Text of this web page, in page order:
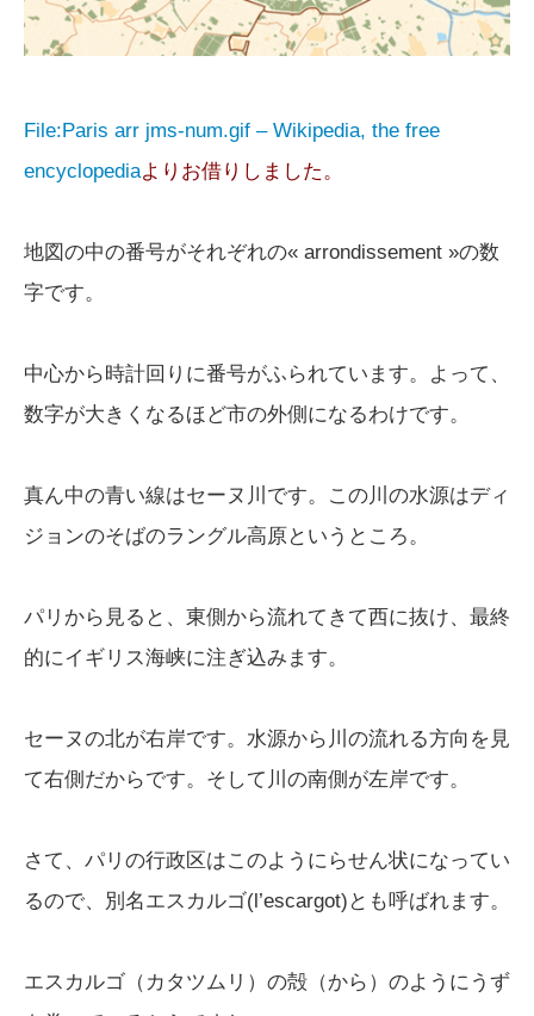
File:Paris arr jms-num.gif – Wikipedia, the free
encyclopediaよりお借りしました。
地図の中の番号がそれぞれの« arrondissement »の数
字です。
中心から時計回りに番号がふられています。よって、
数字が大きくなるほど市の外側になるわけです。
真ん中の青い線はセーヌ川です。この川の水源はディ
ジョンのそばのラングル高原というところ。
パリから見ると、東側から流れてきて西に抜け、最終
的にイギリス海峡に注ぎ込みます。
セーヌの北が右岸です。水源から川の流れる方向を見
て右側だからです。そして川の南側が左岸です。
さて、パリの行政区はこのようにらせん状になってい
るので、別名エスカルゴ(l’escargot)とも呼ばれます。
エスカルゴ（カタツムリ）の殻（から）のようにうず